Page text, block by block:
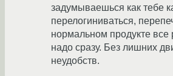
задумываешься как тебе
перелогиниваться,
нормальном продукте все
надо сразу. Без лишних
неудобств.